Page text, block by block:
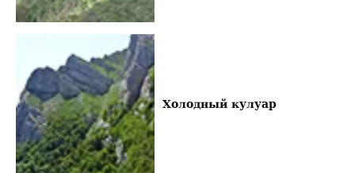
Холодный кулуар